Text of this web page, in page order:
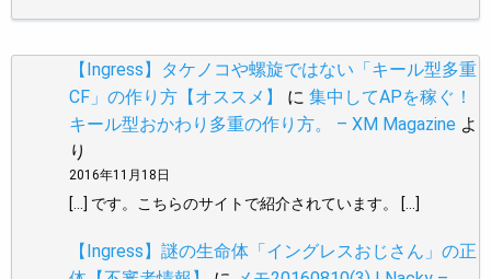
【Ingress】タケノコや螺旋ではない「キール型多重
CF」の作り方【オススメ】
に 集中してAPを稼ぐ！
キール型おかわり多重の作り方。 – XM Magazine よ
り
2016年11月18日
[…] です。こちらのサイトで紹介されています。 […]
【Ingress】謎の生命体「イングレスおじさん」の正